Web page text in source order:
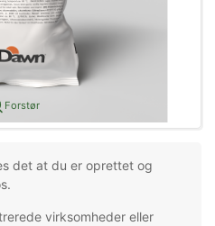
Forstør
det at du er oprettet og
virksomheder eller